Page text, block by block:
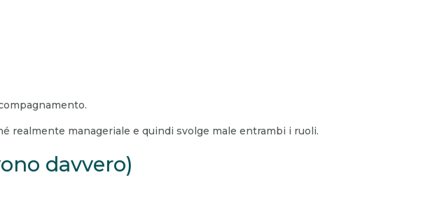
realmente manageriale e quindi svolge male entrambi i ruoli.
davvero)